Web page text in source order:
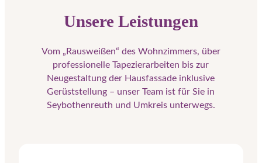
Unsere Leistungen
Vom „Rausweißen“ des Wohnzimmers, über
professionelle Tapezierarbeiten bis zur
Neugestaltung der Hausfassade inklusive
Gerüststellung – unser Team ist für Sie in
Seybothenreuth und Umkreis unterwegs.